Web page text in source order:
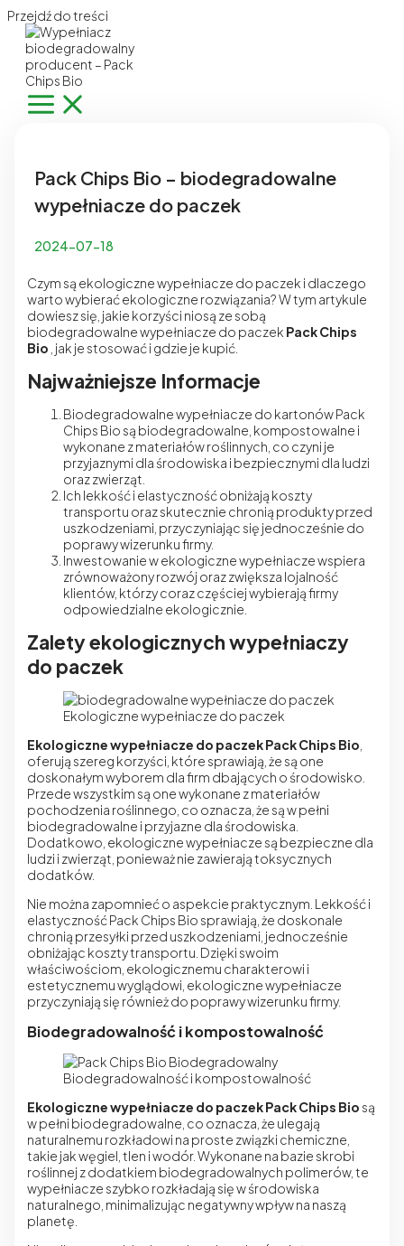
Przejdź do treści
Pack Chips Bio – biodegradowalne
wypełniacze do paczek
2024-07-18
Czym są ekologiczne wypełniacze do paczek i dlaczego
warto wybierać ekologiczne rozwiązania? W tym artykule
dowiesz się, jakie korzyści niosą ze sobą
biodegradowalne wypełniacze do paczek Pack Chips
Bio , jak je stosować i gdzie je kupić.
Najważniejsze Informacje
Biodegradowalne wypełniacze do kartonówPack
Chips Bio są biodegradowalne, kompostowalne i
wykonane z materiałów roślinnych, co czyni je
przyjaznymi dla środowiska i bezpiecznymi dla ludzi
oraz zwierząt.
Ich lekkość i elastyczność obniżają koszty
transportu oraz skutecznie chronią produkty przed
uszkodzeniami, przyczyniając się jednocześnie do
poprawy wizerunku firmy.
Inwestowanie w ekologiczne wypełniacze wspiera
zrównoważony rozwój oraz zwiększa lojalność
klientów, którzy coraz częściej wybierają firmy
odpowiedzialne ekologicznie.
Zalety ekologicznych wypełniaczy
do paczek
Ekologiczne wypełniacze do paczek
Ekologiczne wypełniacze do paczek Pack Chips Bio
oferują szereg korzyści, które sprawiają, że są one
doskonałym wyborem dla firm dbających o środowisko.
Przede wszystkim są one wykonane z materiałów
pochodzenia roślinnego, co oznacza, że są w pełni
biodegradowalne i przyjazne dla środowiska.
Dodatkowo, ekologiczne wypełniacze są bezpieczne dla
ludzi i zwierząt, ponieważ nie zawierają toksycznych
dodatków.
Nie można zapomnieć o aspekcie praktycznym. Lekkość i
elastyczność Pack Chips Bio sprawiają, że doskonale
chronią przesyłki przed uszkodzeniami, jednocześnie
obniżając koszty transportu. Dzięki swoim
właściwościom, ekologicznemu charakterowi i
estetycznemu wyglądowi, ekologiczne wypełniacze
przyczyniają się również do poprawy wizerunku firmy.
Biodegradowalność i kompostowalność
Biodegradowalność i kompostowalność
Ekologiczne wypełniacze do paczekPack Chips Bio są
w pełni biodegradowalne, co oznacza, że ulegają
naturalnemu rozkładowi na proste związki chemiczne,
takie jak węgiel, tlen i wodór. Wykonane na bazie skrobi
roślinnej z dodatkiem biodegradowalnych polimerów, te
wypełniacze szybko rozkładają się w środowiska
naturalnego, minimalizując negatywny wpływ na naszą
planetę.